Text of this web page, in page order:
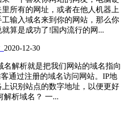
所有的网址，或者在他人机器上
工输入域名来到你的网站，那么你
算是成功了!国内流行的网...
2020-12-30
名解析就是把我们网站的域名指向
通过注册的域名访问网站。IP地
识别站点的数字地址，以便更好
解析域名？ 一...